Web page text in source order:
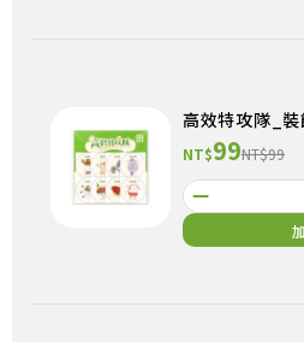
高效特攻隊_
NT$99NT$99